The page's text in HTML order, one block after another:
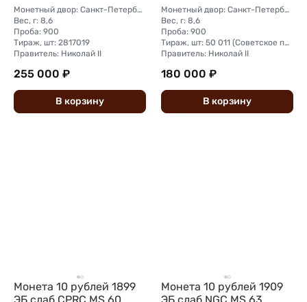
Монетный двор: Санкт-Петербургский монетный двор
Вес, г: 8,6
Проба: 900
Тираж, шт: 2817019
Правитель: Николай II
255 000 ₽
В корзину
Монетный двор: Санкт-Петербургский монетный двор
Вес, г: 8,6
Проба: 900
Тираж, шт: 50 011 (Советское правительство с декабря 1925 г. по март 1926 г. отчеканило 2 011 000 10-ти рублевого достоинства царского образца, предположительно штемпелями 1911 г.)
Правитель: Николай II
180 000 ₽
В корзину
Монета 10 рублей 1899
Монета 10 рублей 1909